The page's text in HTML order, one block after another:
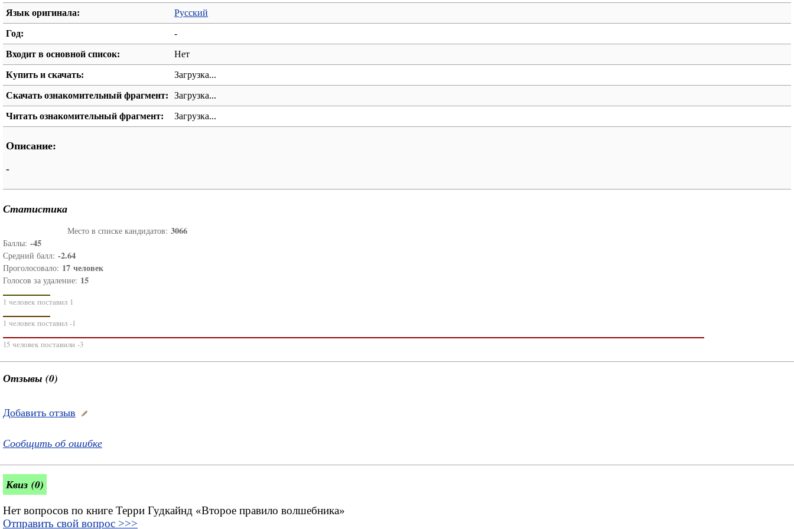
Язык оригинала: Русский
Год: -
Входит в основной список: Нет
Купить и скачать: Загрузка...
Скачать ознакомительный фрагмент: Загрузка...
Читать ознакомительный фрагмент: Загрузка...
Описание:
-
Статистика
Место в списке кандидатов: 3066
Баллы: -45
Средний балл: -2.64
Проголосовало: 17 человек
Голосов за удаление: 15
1 человек поставил 1
1 человек поставил -1
15 человек поставили -3
Отзывы (0)
Добавить отзыв
Сообщить об ошибке
Квиз (0)
Нет вопросов по книге Терри Гудкайнд «Второе правило волшебника»
Отправить свой вопрос >>>